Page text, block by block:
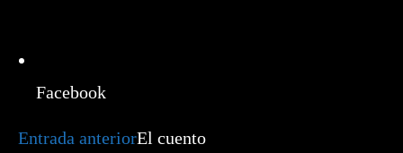
Facebook
Leer
más
Entrada anteriorEl cuento